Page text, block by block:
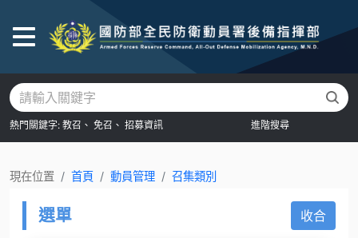
熱門關鍵字: 教召、 免召、 招募資訊 進階搜尋
現在位置 首頁 動員管理 召集類別
選單 收合